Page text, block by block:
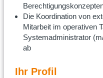
Die Koordination von
Mitarbeit im operativen
Systemadministrator
ab
Ihr Profil